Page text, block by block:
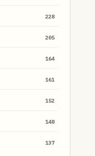
228
205
164
161
152
148
137